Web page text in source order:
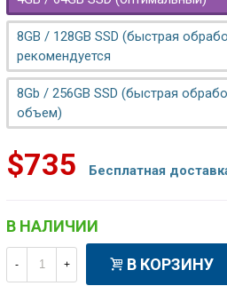
8GB / 128GB SSD (быстрая
рекомендуется
8Gb / 256GB SSD (быстрая
объем)
$735 Бесплатная
В НАЛИЧИИ
- + В КОРЗИНУ